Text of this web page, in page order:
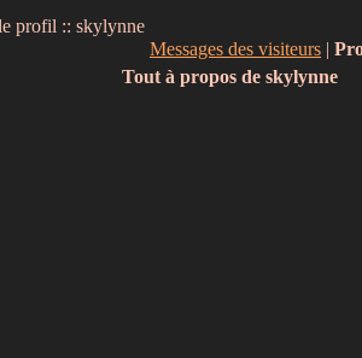
profil :: skylynne
Messages des visiteurs |
Tout à propos de skylynne